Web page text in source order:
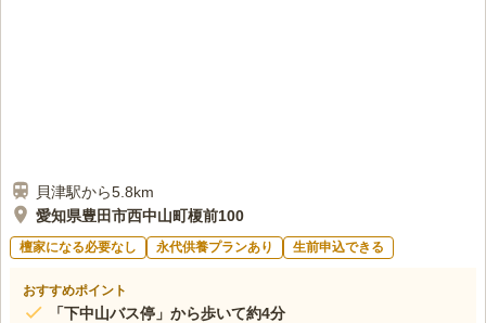
貝津駅から5.8km
愛知県豊田市西中山町榎前100
檀家になる必要なし 永代供養プランあり 生前申込できる
おすすめポイント
「下中山バス停」から歩いて約4分